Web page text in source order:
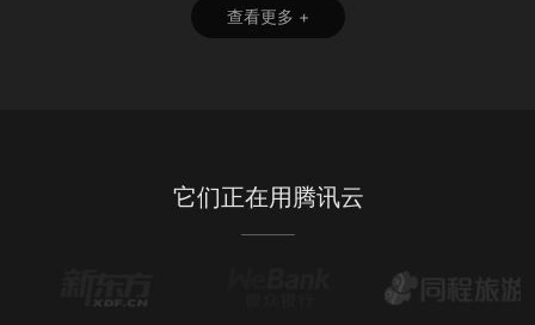
查看更多 +
它们正在用腾讯云